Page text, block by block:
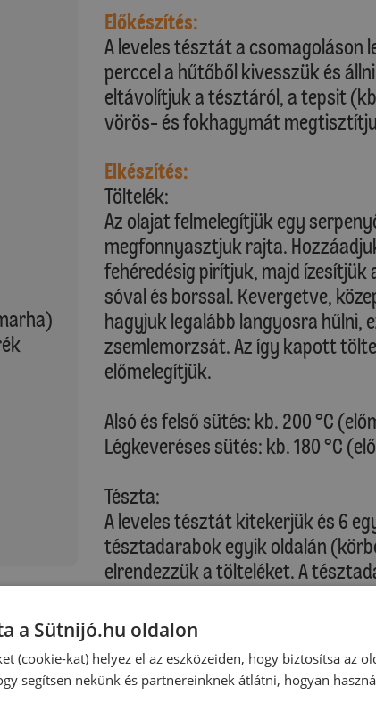
Előkészítés:
A leveles tésztát a csomagoláson
perccel a hűtőből kivesszük és
eltávolítjuk a tésztáról, a tepsit
vörös- és fokhagymát
Elkészítés:
Töltelék:
Az olajat felmelegítjük egy
megfonnyasztjuk rajta.
fehéredésig pirítjuk, majd
sóval és borssal. Kevergetve,
hagyjuk legalább langyosra hűlni,
zsemlemorzsát. Az így kapott
előmelegítjük.
Alsó és felső sütés: kb. 200 °C
Légkeveréses sütés: kb. 180 °C
Tészta:
A leveles tésztát kitekerjük és 6
tésztadarabok egyik oldalán
elrendezzük a tölteléket. A
párhuzamosan a tésztát éles
megkenjük, és a beirdalt részt
villával jól összenyomkodjuk,
tojással, és a tepsibe helyezzük.
és a gyros párnákat megsütjük.
a Sütnijó.hu oldalon
(cookie-kat) helyez el az eszközeiden, hogy biztosítsa az
segítsen nekünk és partnereinknek átlátni, hogyan